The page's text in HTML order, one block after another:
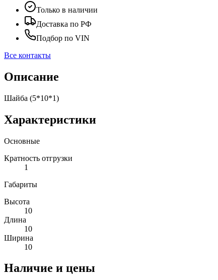
Только в наличии
Доставка по РФ
Подбор по VIN
Все контакты
Описание
Шайба (5*10*1)
Характеристики
Основные
Кратность отгрузки
1
Габариты
Высота
10
Длина
10
Ширина
10
Наличие и цены